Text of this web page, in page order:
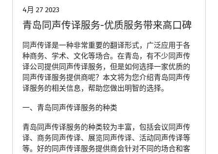
4月 27 2023
青岛同声传译服务-优质服务带来高口碑
同声传译是一种非常重要的翻译形式，广泛应用于各
种商务、学术、文化等场合。在青岛，有不少同声传
译公司提供同声传译服务，但是如何选择一家优质的
同声传译服务提供商呢？本文将为您介绍青岛同声传
译服务的相关信息，帮助您做出明智的选择。
一、青岛同声传译服务的种类
青岛同声传译服务的种类较为丰富，包括会议同声传
译、商务同声传译、展览同声传译、活动同声传译等
等。好的同声传译服务提供商会针对不同的场合和客